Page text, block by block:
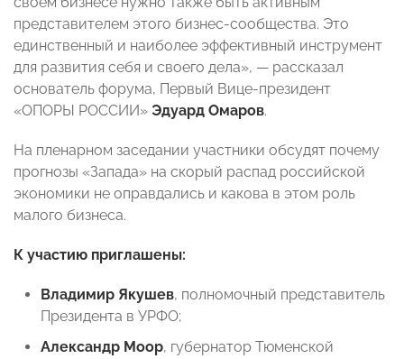
представителем этого бизнес-сообщества. Это
единственный и наиболее эффективный инструмент
для развития себя и своего дела», — рассказал
основатель форума, Первый Вице-президент
«ОПОРЫ РОССИИ» Эдуард Омаров.
На пленарном заседании участники обсудят почему
прогнозы «Запада» на скорый распад российской
экономики не оправдались и какова в этом роль
малого бизнеса.
К участию приглашены:
Владимир Якушев, полномочный представитель
Президента в УРФО;
Александр Моор, губернатор Тюменской